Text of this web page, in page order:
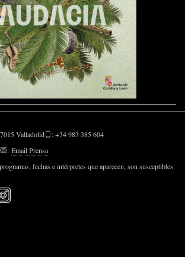
Valladolid
: +34 983 385 604
: Email Prensa
fechas e intérpretes que aparecen, son susceptibles